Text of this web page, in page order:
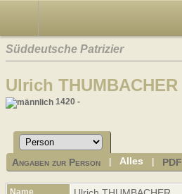
Süddeutsche Patrizier
Ulrich THUMBACHER
1420 -
Angaben zur Person |Alles PDF
Name